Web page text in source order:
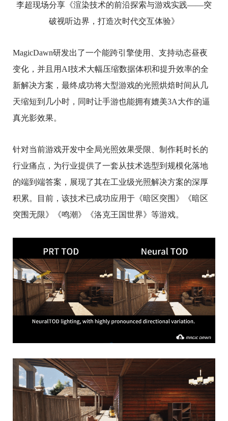
李超现场分享《渲染技术的前沿探索与游戏实践——突
破视听边界，打造次时代交互体验》
MagicDawn研发出了一个能跨引擎使用、支持动态昼夜
变化，并且用AI技术大幅压缩数据体积和提升效率的全
新解决方案，最终成功将大型游戏的光照烘焙时间从几
天缩短到几小时，同时让手游也能拥有媲美3A大作的逼
真光影效果。
针对当前游戏开发中全局光照效果受限、制作耗时长的
行业痛点，为行业提供了一套从技术选型到规模化落地
的端到端答案，展现了其在工业级光照解决方案的深厚
积累。目前，该技术已成功应用于《暗区突围》《暗区
突围无限》《鸣潮》《洛克王国世界》等游戏。